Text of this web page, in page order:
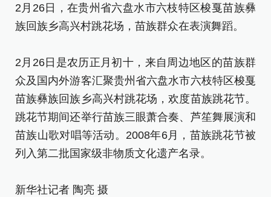
2月26日，在贵州省六盘水市六枝特区梭戛苗族彝
族回族乡高兴村跳花场，苗族群众在表演舞蹈。
2月26日是农历正月初十，来自周边地区的苗族群
众及国内外游客汇聚贵州省六盘水市六枝特区梭戛
苗族彝族回族乡高兴村跳花场，欢度苗族跳花节。
跳花节期间还举行苗族三眼萧合奏、芦笙舞展演和
苗族山歌对唱等活动。2008年6月，苗族跳花节被
列入第二批国家级非物质文化遗产名录。
新华社记者 陶亮 摄